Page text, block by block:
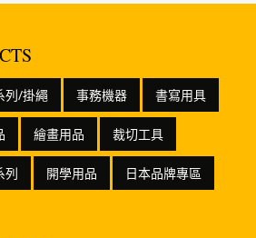
適宜
*金屬筆頭...
列/掛繩 事務機器 書寫用具
繪畫用品 裁切工具
列 開學用品 日本品牌專區